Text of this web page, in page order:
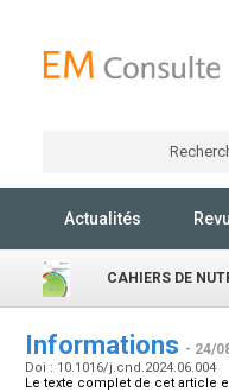
Actualités
CAHIERS DE
Informations - 24/
Doi : 10.1016/j.cnd.2024.06.004
Le texte complet de cet article